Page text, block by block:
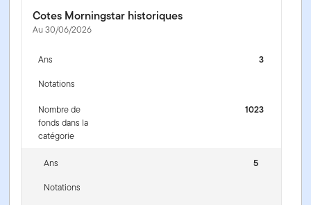
Cotes Morningstar historiques
Au 30/06/2026
Ans
3
Notations
Nombre de
fonds dans la
catégorie
1023
Ans
5
Notations